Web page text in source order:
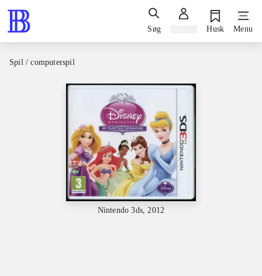
Søg Husk Menu
Spil / computerspil
Nintendo 3ds, 2012